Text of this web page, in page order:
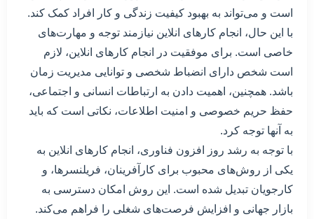
است و می‌تواند به بهبود کیفیت زندگی و کار افراد کمک کند.
با این حال، انجام کارهای انلاین نیازمند توجه و مهارت‌های
خاصی است. برای موفقیت در انجام کارهای انلاین، لازم
است شخص دارای انضباط شخصی و توانایی مدیریت زمان
باشد. همچنین، اهمیت دادن به ارتباطات انسانی و اجتماعی،
حفظ حریم خصوصی و امنیت اطلاعات، نکاتی است که باید
به آنها توجه کرد.
با توجه به رشد روز افزون فناوری، انجام کارهای انلاین به
یکی از روش‌های محبوب برای کارآفرینان، فریلنسرها، و
کارجویان تبدیل شده است. این روش امکان دسترسی به
بازار جهانی و افزایش فرصت‌های شغلی را فراهم می‌کند.